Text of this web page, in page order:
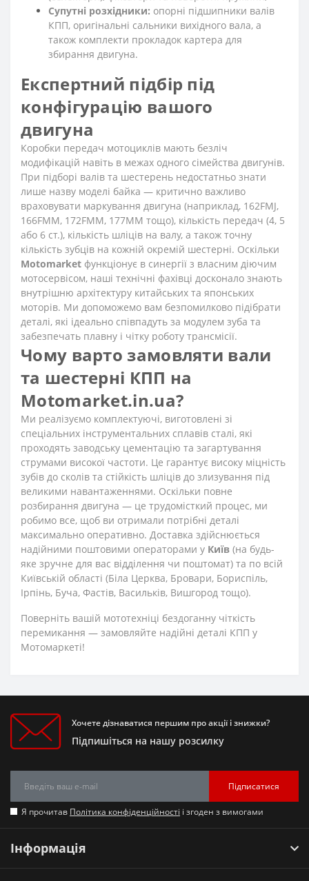
Супутні розхідники: опорні підшипники валів
КПП, оригінальні сальники вихідного вала, а
також комплекти прокладок картера для
збирання двигуна.
Експертний підбір під
конфігурацію вашого
двигуна
Коробки передач мотоциклів мають безліч
модифікацій навіть в межах одного сімейства двигунів.
При підборі валів та шестерень недостатньо знати
лише назву моделі байка — критично важливо
враховувати маркування двигуна (наприклад, 162FMJ,
166FMM, 172FMM, 177MM тощо), кількість передач (4, 5
або 6 ст.), кількість шліців на валу, а також точну
кількість зубців на кожній окремій шестерні. Оскільки
Motomarket функціонує в синергії з власним діючим
мотосервісом, наші технічні фахівці досконало знають
внутрішню архітектуру китайських та японських
моторів. Ми допоможемо вам безпомилково підібрати
деталі, які ідеально співпадуть за модулем зуба та
забезпечать плавну і чітку роботу трансмісії.
Чому варто замовляти вали
та шестерні КПП на
Motomarket.in.ua?
Ми реалізуємо комплектуючі, виготовлені зі
спеціальних інструментальних сплавів сталі, які
проходять заводську цементацію та загартування
струмами високої частоти. Це гарантує високу міцність
зубів до сколів та стійкість шліців до злизування під
великими навантаженнями. Оскільки повне
розбирання двигуна — це трудомісткий процес, ми
робимо все, щоб ви отримали потрібні деталі
максимально оперативно. Доставка здійснюється
надійними поштовими операторами у Київ (на будь-
яке зручне для вас відділення чи поштомат) та по всій
Київській області (Біла Церква, Бровари, Бориспіль,
Ірпінь, Буча, Фастів, Васильків, Вишгород тощо).
Поверніть вашій мототехніці бездоганну чіткість
перемикання — замовляйте надійні деталі КПП у
Мотомаркеті!
Хочете дізнаватися першим про акції і знижки?
Підпишіться на нашу розсилку
Підписатися
Я прочитав Політика конфіденційності і згоден з вимогами
Інформація